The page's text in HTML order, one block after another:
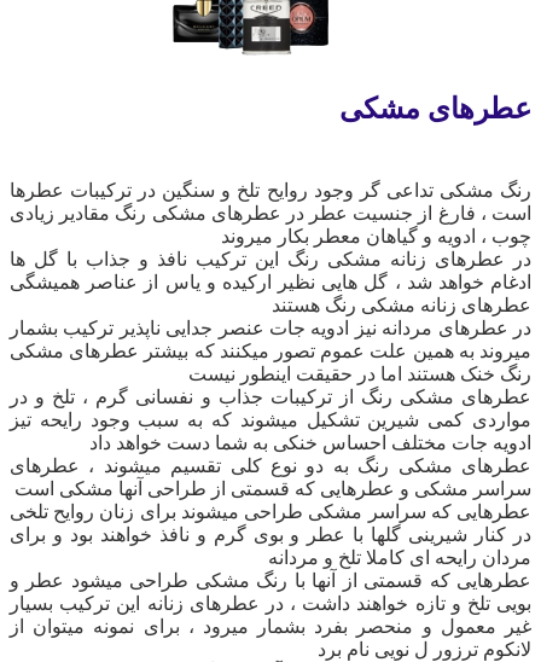
عطرهای مشکی
رنگ مشکی تداعی گر وجود روایح تلخ و‌ سنگین در ترکیبات عطرها
است ، فارغ از جنسیت عطر در عطرهای مشکی رنگ مقادیر زیادی
چوب ، ادویه و گیاهان معطر بکار میروند
‌‌‌در عطرهای زنانه مشکی رنگ این ترکیب نافذ و جذاب با گل ها
ادغام خواهد شد ، گل هایی نظیر ارکیده و یاس از عناصر همیشگی
عطرهای زنانه مشکی رنگ هستند
‌‌در عطرهای مردانه نیز ادویه جات عنصر جدایی ناپذیر ترکیب بشمار
میروند به همین علت عموم تصور میکنند که بیشتر عطرهای مشکی
رنگ خنک هستند اما در حقیقت اینطور نیست
‌‌عطرهای مشکی رنگ از ترکیبات جذاب و نفسانی گرم ، تلخ و در
مواردی کمی شیرین تشکیل میشوند که به سبب وجود رایحه تیز
ادویه جات مختلف احساس خنکی به شما دست خواهد داد
‌‌عطرهای مشکی رنگ به دو‌ نوع کلی تقسیم‌ میشوند ، عطرهای
سراسر مشکی و‌ عطرهایی که قسمتی از طراحی آنها مشکی است
‌‌عطرهایی که سراسر مشکی طراحی میشوند برای زنان روایح تلخی
در کنار شیرینی گلها با عطر و‌ بوی گرم و‌ نافذ خواهند بود و برای
مردان رایحه ای کاملا تلخ و مردانه
‌‌‌عطرهایی که قسمتی از آنها با رنگ مشکی طراحی میشود عطر و
بویی تلخ و تازه خواهند داشت ، در عطرهای زنانه این ترکیب بسیار
غیر معمول و منحصر بفرد بشمار میرود ، برای نمونه میتوان از
لانکوم ترزور ل نویی نام برد